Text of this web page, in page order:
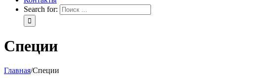
Search for:
Специи
Главная/Специи